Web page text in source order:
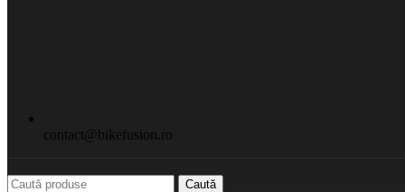
contact@bikefusion.ro
Caută